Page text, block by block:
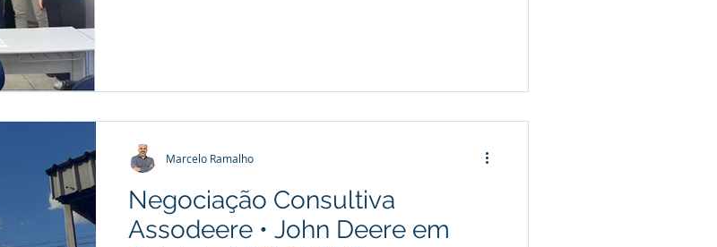
Negociação Consultiva
Assodeere • John Deere em
Marcelo Ramalho